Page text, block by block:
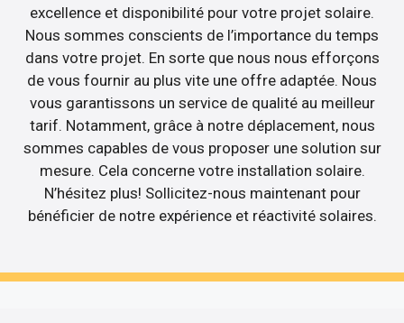
excellence et disponibilité pour votre projet solaire.
Nous sommes conscients de l’importance du temps
dans votre projet. En sorte que nous nous efforçons
de vous fournir au plus vite une offre adaptée. Nous
vous garantissons un service de qualité au meilleur
tarif. Notamment, grâce à notre déplacement, nous
sommes capables de vous proposer une solution sur
mesure. Cela concerne votre installation solaire.
N’hésitez plus! Sollicitez-nous maintenant pour
bénéficier de notre expérience et réactivité solaires.